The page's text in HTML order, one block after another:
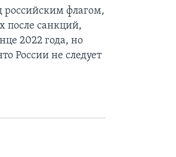
российским флагом,
после санкций,
2022 года, но
России не следует